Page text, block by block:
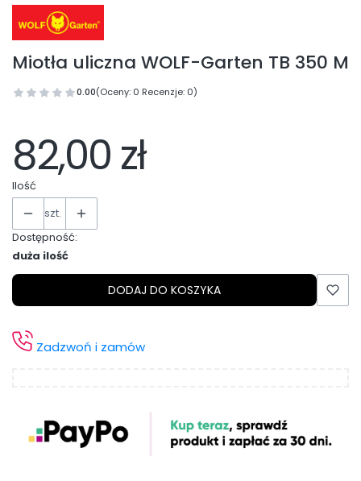
Miotła uliczna WOLF-Garten TB 350 M
0.00(Oceny: 0 Recenzje: 0)
82,00 zł
Ilość
szt.
Dostępność:
duża ilość
DODAJ DO KOSZYKA
Zadzwoń i zamów